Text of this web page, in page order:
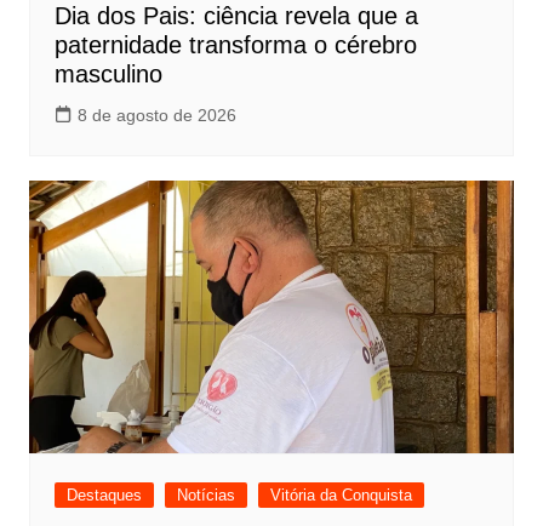
Dia dos Pais: ciência revela que a
paternidade transforma o cérebro
masculino
8 de agosto de 2026
Destaques Notícias Vitória da Conquista